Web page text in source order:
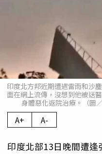
印度北方邦近期遭遇雷雨和沙
面在網上流傳，沒想到他被送
身體惡化返院治療。（圖
A+ A-
印度北部13日晚間遭